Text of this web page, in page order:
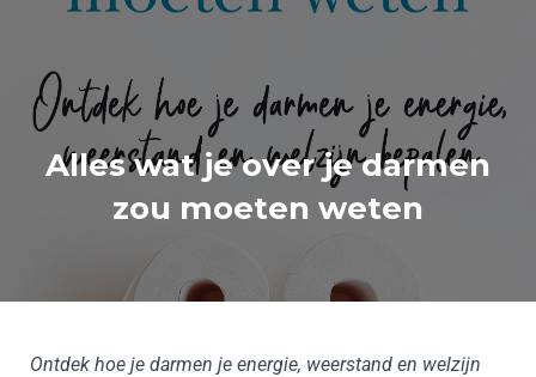
Alles wat je over je darmen
zou moeten weten
Ontdek hoe je darmen je energie, weerstand en welzijn